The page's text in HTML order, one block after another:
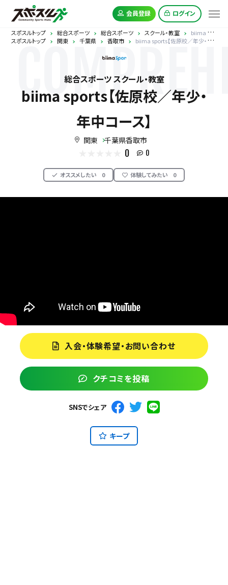
会員登録 ログイン
スポスルトップ 総合スポーツ 総合スポーツ スクール・教室
biima sports【佐原校／年少・年中コース】
スポスルトップ
関東 千葉県 香取市 biima sports【佐原校／年少・年中コース】
総合スポーツ スクール・教室
biima sports【佐原校／年少・
年中コース】
関東 千葉県香取市
0 0
オススメしたい 0 体験してみたい 0
入会・体験希望・お問い合わせ
クチコミを投稿
SNSでシェア
キープ